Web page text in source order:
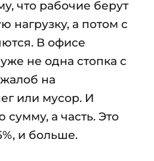
что рабочие берут
нагрузку, а потом с
В офисе
не одна стопка с
на
или мусор. И
а часть. Это
и больше.